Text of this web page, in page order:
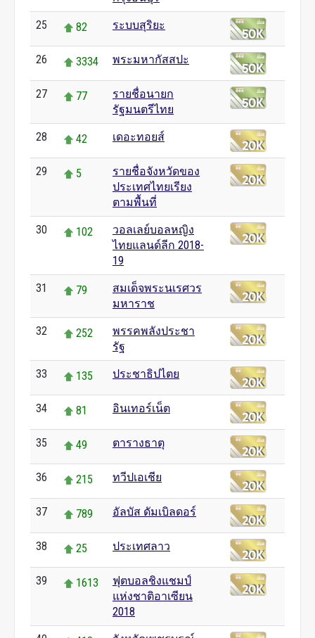
25 82 ระบบสุริยะ
26 3334 พระมหากัสสปะ
27 77
รายชื่อนายก
รัฐมนตรีไทย
28 42 เดอะทอยส์
29 5
รายชื่อจังหวัดของ
ประเทศไทยเรียง
ตามพื้นที่
30 102
วอลเลย์บอลหญิง
ไทยแลนด์ลีก 2018-
19
31 79
สมเด็จพระนเรศวร
มหาราช
32 252
พรรคพลังประชา
รัฐ
33 135 ประชาธิปไตย
34 81 อินเทอร์เน็ต
35 49 ตารางธาตุ
36 215 ทวีปเอเชีย
37 789 อัลบัส ดัมเบิลดอร์
38 25 ประเทศลาว
39 1613
ฟุตบอลชิงแชมป์
แห่งชาติอาเซียน
2018